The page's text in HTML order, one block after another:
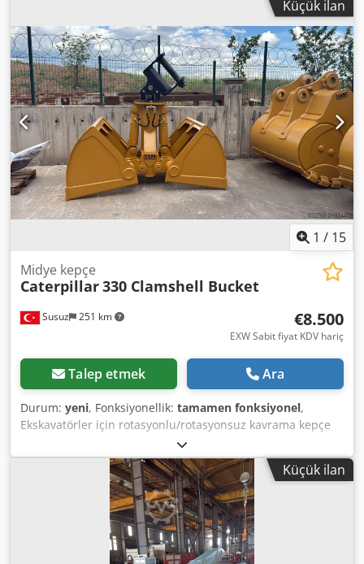
Küçük ilan
1 / 15
Susuz 251 km
Midye kepçe
Caterpillar330 Clamshell Bucket
€8.500
EXW Sabit fiyat KDV hariç
Talep etmek Ara
Durum: yeni, Fonksiyonellik: tamamen fonksiyonel,
Ekskavatörler için rotasyonlu/rotasyonsuz kavrama kepçe
imalatı Detaylı bilgi için lütfen bizimle iletişime geçin.
Dwsdoy Spn Iepfx Ag Rsa
Küçük ilan